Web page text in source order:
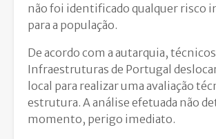
não foi identificado qualquer risco
para a população.
De acordo com a autarquia, técnicos
Infraestruturas de Portugal
local para realizar uma avaliação
estrutura. A análise efetuada não
momento, perigo imediato.